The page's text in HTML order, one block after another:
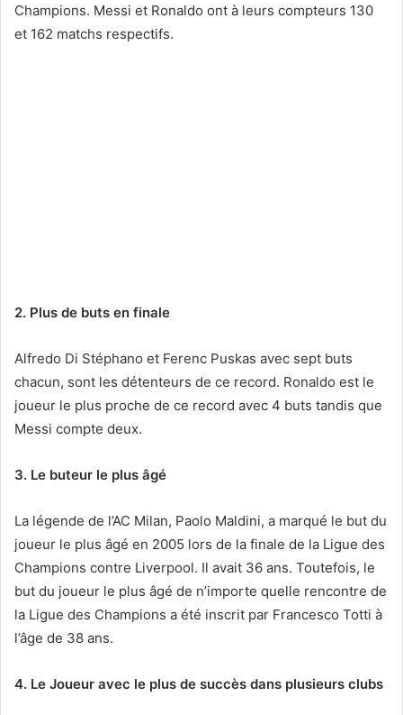
Champions. Messi et Ronaldo ont à leurs compteurs 130
et 162 matchs respectifs.
2. Plus de buts en finale
Alfredo Di Stéphano et Ferenc Puskas avec sept buts
chacun, sont les détenteurs de ce record. Ronaldo est le
joueur le plus proche de ce record avec 4 buts tandis que
Messi compte deux.
3. Le buteur le plus âgé
La légende de l’AC Milan, Paolo Maldini, a marqué le but du
joueur le plus âgé en 2005 lors de la finale de la Ligue des
Champions contre Liverpool. Il avait 36 ans. Toutefois, le
but du joueur le plus âgé de n’importe quelle rencontre de
la Ligue des Champions a été inscrit par Francesco Totti à
l’âge de 38 ans.
4. Le Joueur avec le plus de succès dans plusieurs clubs